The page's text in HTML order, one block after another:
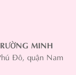
MINH
Đô, quận Nam